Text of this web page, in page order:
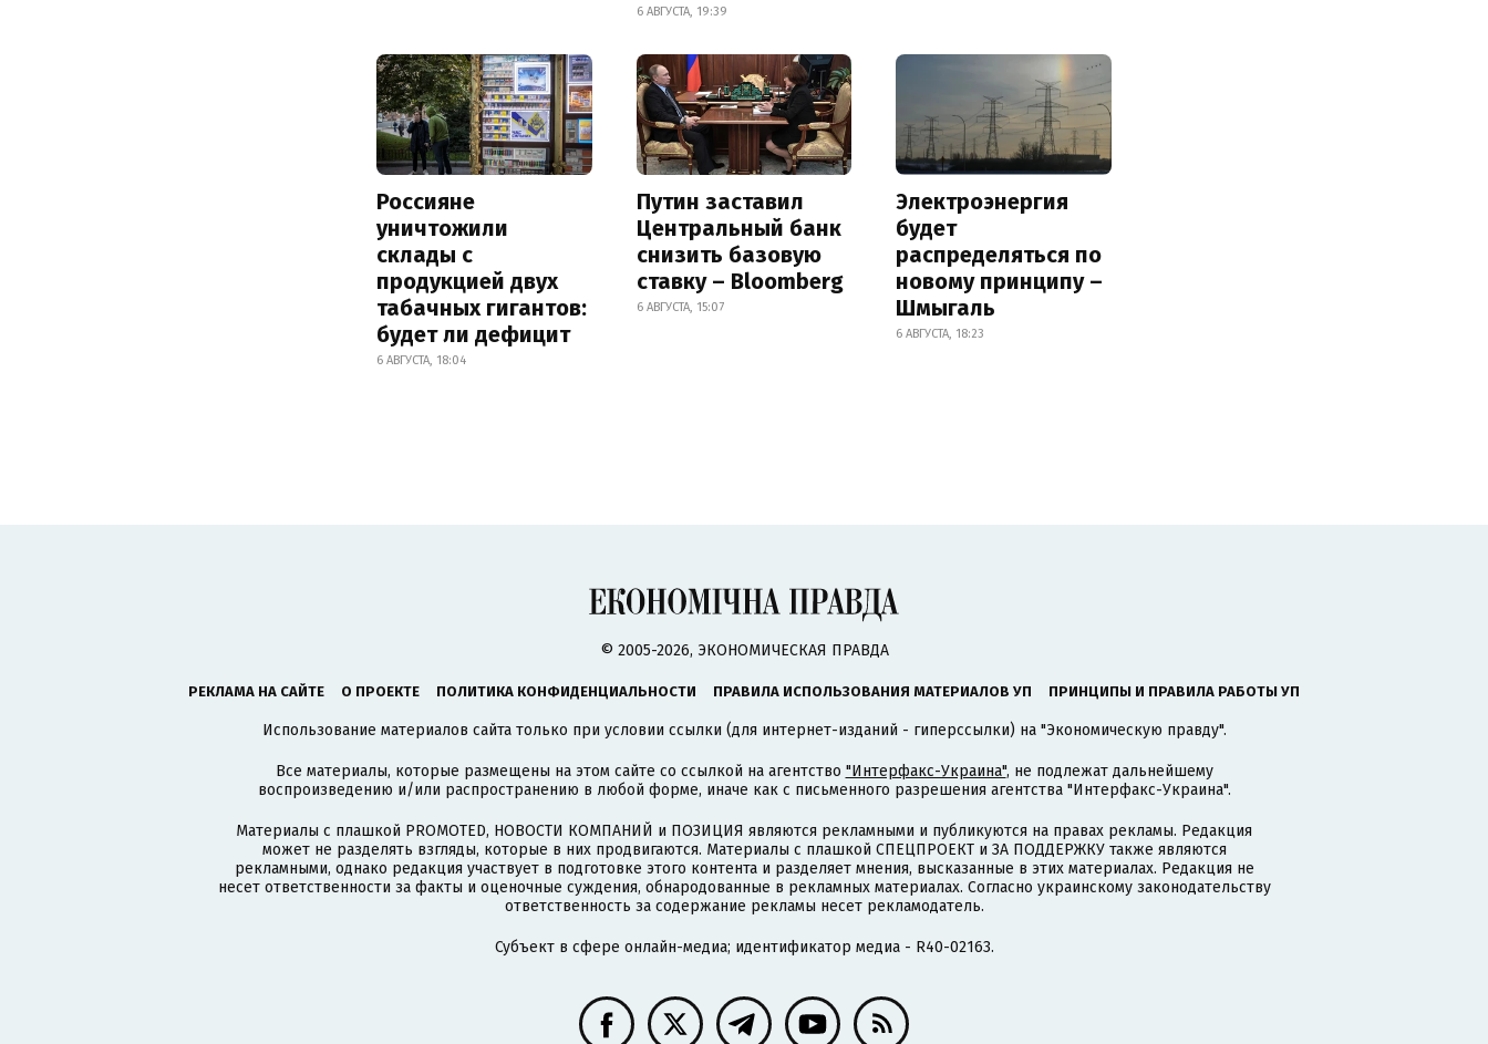
6 АВГУСТА, 19:39
Россияне
уничтожили
склады с
продукцией двух
табачных гигантов:
будет ли дефицит
6 АВГУСТА, 18:04
Путин заставил
Центральный банк
снизить базовую
ставку – Bloomberg
6 АВГУСТА, 15:07
Электроэнергия
будет
распределяться по
новому принципу –
Шмыгаль
6 АВГУСТА, 18:23
© 2005-2026, ЭКОНОМИЧЕСКАЯ ПРАВДА
РЕКЛАМА НА САЙТЕ О ПРОЕКТЕ ПОЛИТИКА КОНФИДЕНЦИАЛЬНОСТИ ПРАВИЛА ИСПОЛЬЗОВАНИЯ МАТЕРИАЛОВ УП ПРИНЦИПЫ И ПРАВИЛА РАБОТЫ УП
Использование материалов сайта только при условии ссылки (для интернет-изданий - гиперссылки) на "Экономическую правду".
Все материалы, которые размещены на этом сайте со ссылкой на агентство "Интерфакс-Украина", не подлежат дальнейшему
воспроизведению и/или распространению в любой форме, иначе как с письменного разрешения агентства "Интерфакс-Украина".
Материалы с плашкой PROMOTED, НОВОСТИ КОМПАНИЙ и ПОЗИЦИЯ являются рекламными и публикуются на правах рекламы. Редакция
может не разделять взгляды, которые в них продвигаются. Материалы с плашкой СПЕЦПРОЕКТ и ЗА ПОДДЕРЖКУ также являются
рекламными, однако редакция участвует в подготовке этого контента и разделяет мнения, высказанные в этих материалах. Редакция не
несет ответственности за факты и оценочные суждения, обнародованные в рекламных материалах. Согласно украинскому законодательству
ответственность за содержание рекламы несет рекламодатель.
Субъект в сфере онлайн-медиа; идентификатор медиа - R40-02163.